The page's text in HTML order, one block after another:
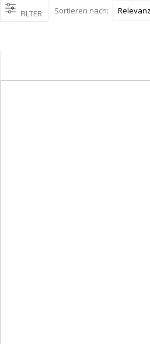
FILTER Sortieren nach